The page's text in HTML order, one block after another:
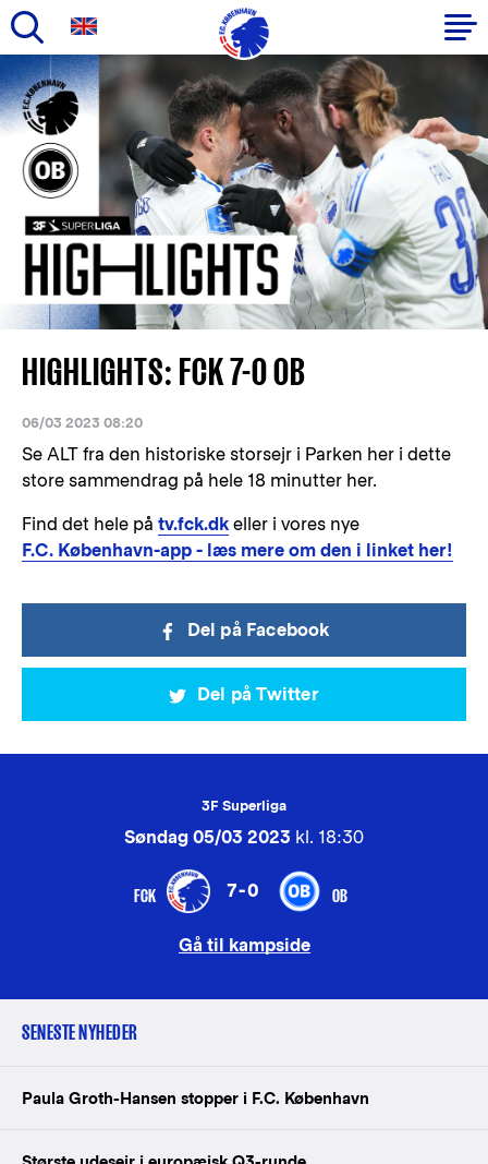
Gå
til
hovedindhold
Primær
navigation
HIGHLIGHTS: FCK 7-0 OB
06/03 2023 08:20
Se ALT fra den historiske storsejr i Parken her i dette
store sammendrag på hele 18 minutter her.
Find det hele på tv.fck.dk eller i vores nye
F.C. København-app - læs mere om den i linket her!
Del på Facebook
Del på Twitter
3F Superliga
Søndag 05/03 2023 kl. 18:30
FCK 7-0 OB
Gå til kampside
SENESTE NYHEDER
Paula Groth-Hansen stopper i F.C. København